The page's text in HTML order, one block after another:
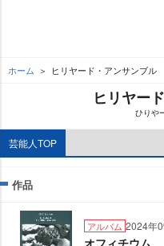
ホーム ヒリヤード・アンサンブル
ヒリヤー
ひりや
芸能人TOP
作品
アルバム 2024年
オフィチウム